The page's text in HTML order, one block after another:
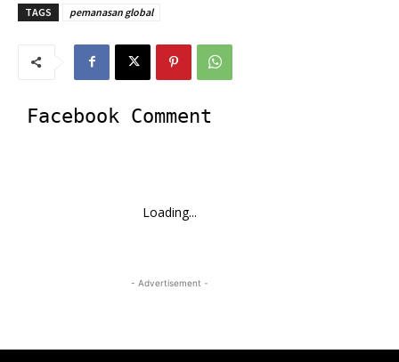
TAGS pemanasan global
Facebook Comment
Loading...
- Advertisement -